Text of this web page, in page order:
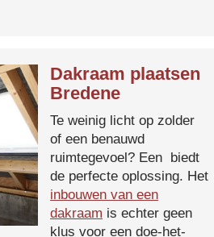
Dakraam plaatsen
Bredene
Te weinig licht op zolder
of een benauwd
ruimtegevoel? Een biedt
de perfecte oplossing. Het
inbouwen van een
dakraam is echter geen
klus voor een doe-het-